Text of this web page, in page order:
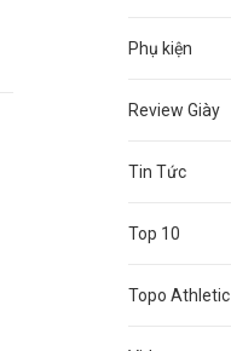
Phụ kiện
Review Giày
Tin Tức
Top 10
Topo Athletic